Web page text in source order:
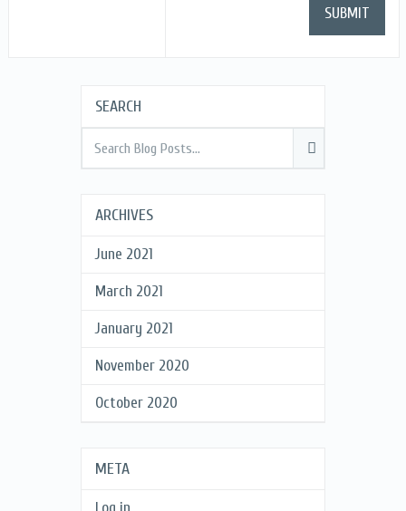
SEARCH
ARCHIVES
June 2021
March 2021
January 2021
November 2020
October 2020
META